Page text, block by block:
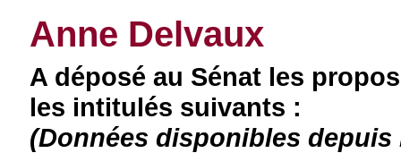
Anne Delvaux
A déposé au Sénat les
les intitulés suivants :
(Données disponibles depuis